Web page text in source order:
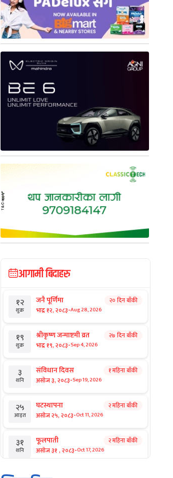
आगामी बिदाहरु
१२
शुक्र
जनै पूर्णिमा
भाद्र १२, २०८३-Aug 28, 2026
२० दिन बाँकी
१९
शुक्र
श्रीकृष्ण जन्माष्टमी व्रत
भाद्र १९, २०८३-Sep 4, 2026
२७ दिन बाँकी
३
शनि
संविधान दिवस
असोज ३, २०८३-Sep 19, 2026
१ महिना बाँकी
२५
आइत
घटस्थापना
असोज २५, २०८३-Oct 11, 2026
२ महिना बाँकी
३१
शनि
फूलपाती
असोज ३१ , २०८३-Oct 17, 2026
२ महिना बाँकी
कार्तिक सङ्क्रान्ति